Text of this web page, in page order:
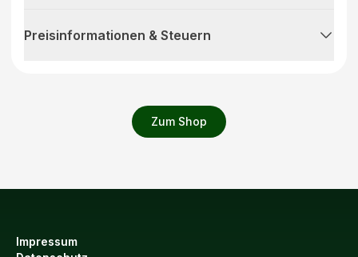
Zum Shop
Preisinformationen & Steuern
Impressum